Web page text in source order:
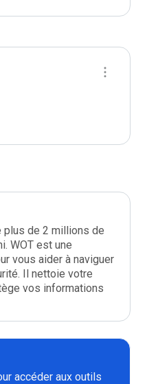
plus de 2 millions de
WOT est une
vous aider à naviguer
Il nettoie votre
vos informations
accéder aux outils